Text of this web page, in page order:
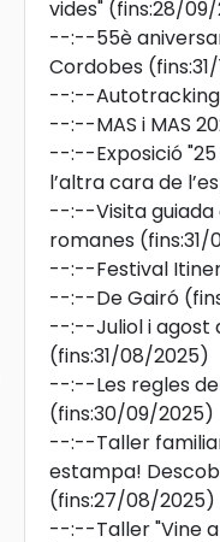
vides" (fins:28/
--:--55è
Cordobes
--:--
--:--MAS i MAS
--:--Exposició
l’altra cara de
--:--Visita guiada
romanes
--:--Festival
--:--De Gairó
--:--Juliol i agost
(fins:31/08/2025)
--:--Les regles
(fins:30/09/2025)
--:--Taller
estampa!
(fins:27/08/2025)
--:--Taller "Vine